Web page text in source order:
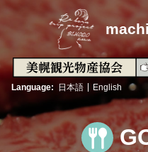
Language 日本語 English